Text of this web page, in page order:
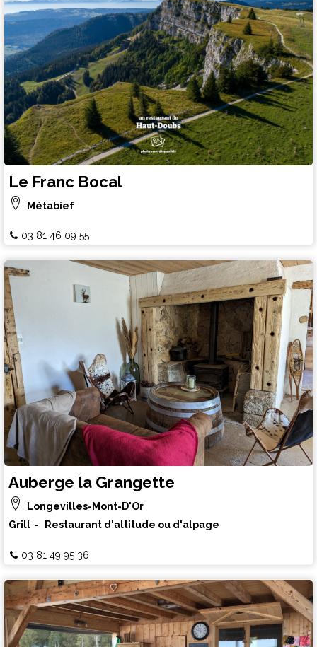
Le Franc Bocal
Métabief
03 81 46 09 55
Auberge la Grangette
Longevilles-Mont-D'Or
Grill
Restaurant d'altitude ou d'alpage
03 81 49 95 36